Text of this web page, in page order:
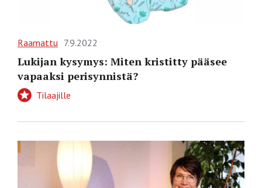
Raamattu 7.9.2022
Lukijan kysymys: Miten kristitty pääsee
vapaaksi perisynnistä?
Tilaajille